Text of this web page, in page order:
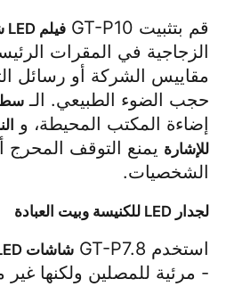
قم بتثبيت GT-P10 فيلم LED شفاف
حجب الضوء الطبيعي. الـ سطوع
إضاءة المكتب المحيطة، و
للإشارة
الشخصيات.
لجدار LED للكنيسة وبيت العبادة
استخدم GT-P7.8 شاشات LED شفافة
- مرئية للمصلين ولكنها